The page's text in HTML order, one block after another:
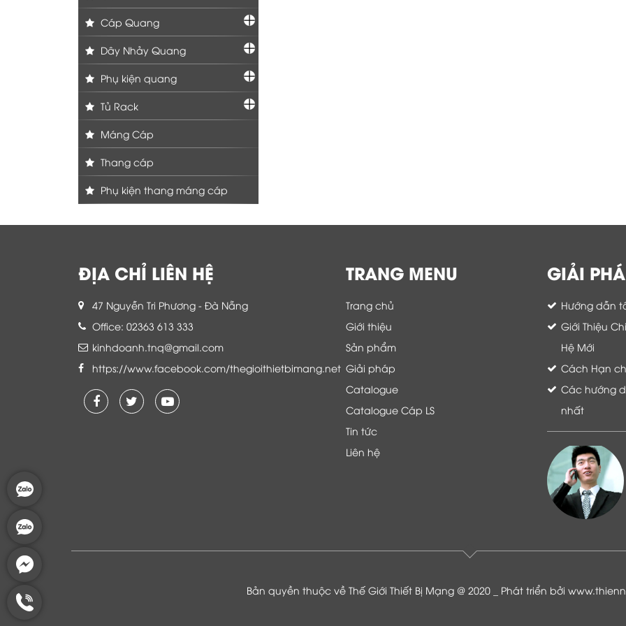
Cáp Quang
Dây Nhảy Quang
Phụ kiện quang
Tủ Rack
Máng Cáp
Thang cáp
Phụ kiện thang máng cáp
ĐỊA CHỈ LIÊN HỆ
47 Nguyễn Tri Phương - Đà Nẵng
Office: 02363 613 333
kinhdoanh.tnq@gmail.com
https://www.facebook.com/thegioithietbimang.net
TRANG MENU
Trang chủ
Giới thiệu
Sản phẩm
Giải pháp
Catalogue
Catalogue Cáp LS
Tin tức
Liên hệ
GIẢI
Hướng dẫn
Giới Thiệu
Hệ Mới
Cách Hạn
Các hướng
nhất
tâm và tin tưởng đội ngũ kỹ thuật, chăm
sóc khách hàng luôn hỗ trợ khách hàng
Là khách hàng đang sử dụng dịch vụ của
Bản quyền thuộc về Thế Giới Thiết Bị Mạng @ 2020 _ Phát triển bởi